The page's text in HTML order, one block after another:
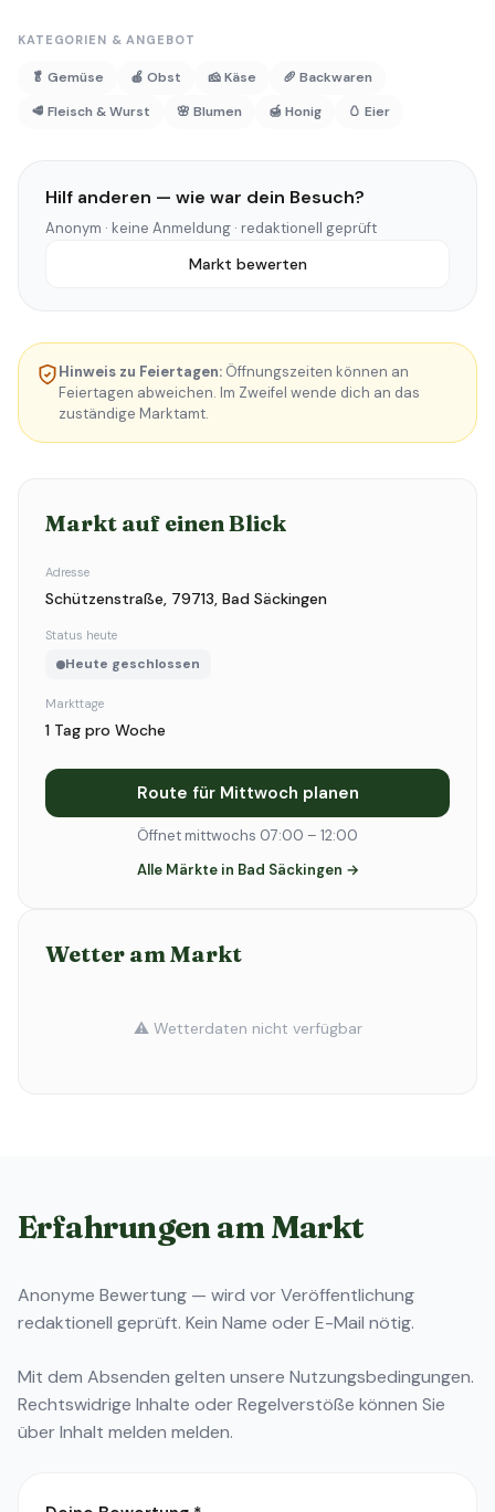
KATEGORIEN & ANGEBOT
🥬 Gemüse 🍎 Obst 🧀 Käse
🥖 Backwaren
🥩 Fleisch & Wurst
🌸 Blumen 🍯 Honig 🥚 Eier
Hilf anderen — wie war dein Besuch?
Anonym · keine Anmeldung · redaktionell geprüft
Markt bewerten
Hinweis zu Feiertagen: Öffnungszeiten können an
Feiertagen abweichen. Im Zweifel wende dich an das
zuständige Marktamt.
Markt auf einen Blick
Adresse
Schützenstraße, 79713, Bad Säckingen
Status heute
Heute geschlossen
Markttage
1 Tag pro Woche
Route für Mittwoch planen
Öffnet mittwochs 07:00 – 12:00
Alle Märkte in Bad Säckingen →
Wetter am Markt
⚠️ Wetterdaten nicht verfügbar
Erfahrungen am Markt
Anonyme Bewertung — wird vor Veröffentlichung
redaktionell geprüft. Kein Name oder E-Mail nötig.
Mit dem Absenden gelten unsere Nutzungsbedingungen.
Rechtswidrige Inhalte oder Regelverstöße können Sie
überInhalt melden melden.